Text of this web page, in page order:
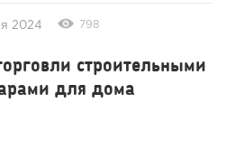
2024 798
строительными
для дома